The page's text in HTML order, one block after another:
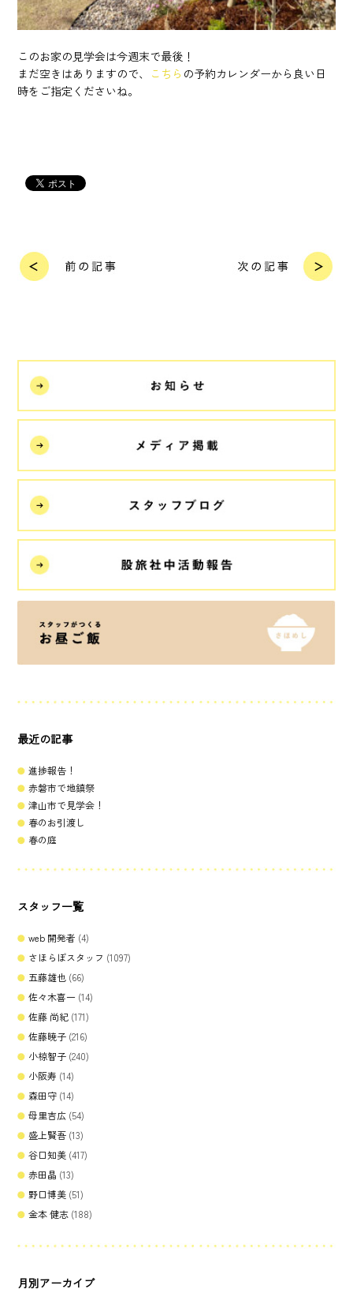
このお家の見学会は今週末で最後！
まだ空きはありますので、
こちら の予約カレンダーから良い日
時をご指定くださいね。
最近の記事
進捗報告！
赤磐市で地鎮祭
津山市で見学会！
春のお引渡し
春の庭
スタッフ一覧
web 開発者 (4)
さほらぼスタッフ (1097)
五藤雄也 (66)
佐々木喜一 (14)
佐藤 尚紀 (171)
佐藤暁子 (216)
小椋智子 (240)
小阪寿 (14)
森田守 (14)
母里吉広 (54)
盛上賢吾 (13)
谷口知美 (417)
赤田晶 (13)
野口博美 (51)
金本 健志 (188)
月別アーカイブ